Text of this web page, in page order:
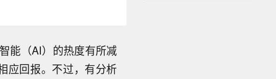
能（AI）的热度有所减
应回报。不过，有分析